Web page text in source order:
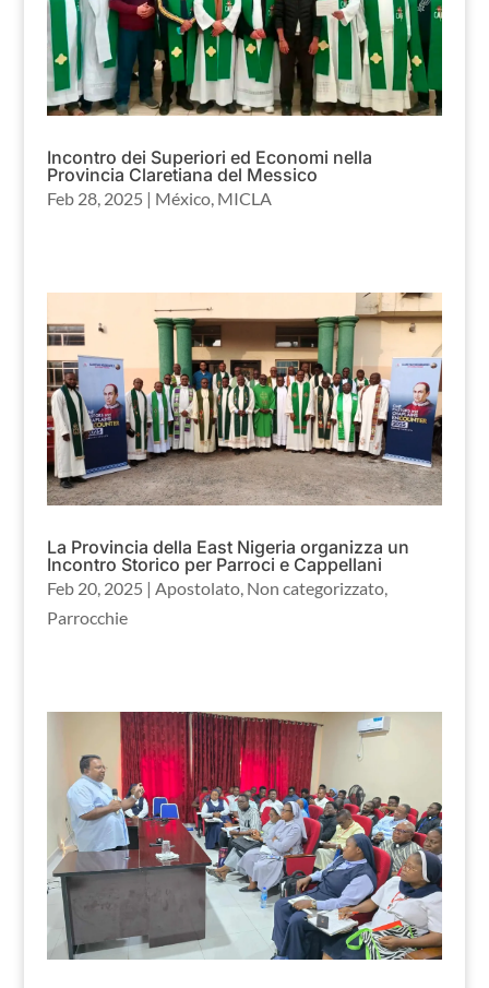
Incontro dei Superiori ed Economi nella
Provincia Claretiana del Messico
Feb 28, 2025 | México, MICLA
La Provincia della East Nigeria organizza un
Incontro Storico per Parroci e Cappellani
Feb 20, 2025 | Apostolato, Non categorizzato,
Parrocchie